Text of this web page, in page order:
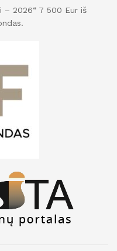
– 2026“ 7 500 Eur iš